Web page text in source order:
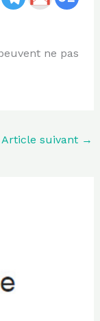
ne pas
Article suivant →